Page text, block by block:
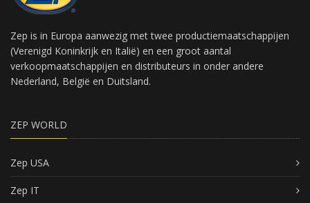
Zep is in Europa aanwezig met twee productiemaatschappijen
(Verenigd Koninkrijk en Italië) en een groot aantal
verkoopmaatschappijen en distributeurs in onder andere
Nederland, België en Duitsland.
ZEP WORLD
Zep USA
Zep IT